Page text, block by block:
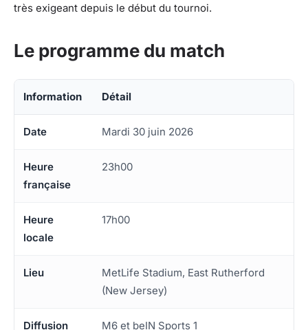
très exigeant depuis le début du tournoi.
Le programme du match
Information Détail
Date Mardi 30 juin 2026
Heure
française
23h00
Heure
locale
17h00
Lieu
MetLife Stadium, East Rutherford
(New Jersey)
Diffusion M6 et beIN Sports 1